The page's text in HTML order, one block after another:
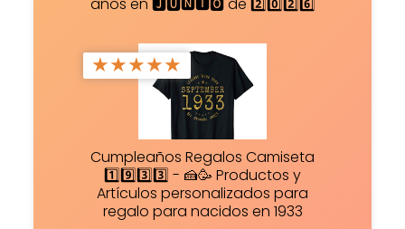
★★★★★
Cumpleaños Regalos Camiseta
1️⃣9️⃣3️⃣3️⃣ - 🍰🥳 Productos y
Artículos personalizados para
regalo para nacidos en 1933